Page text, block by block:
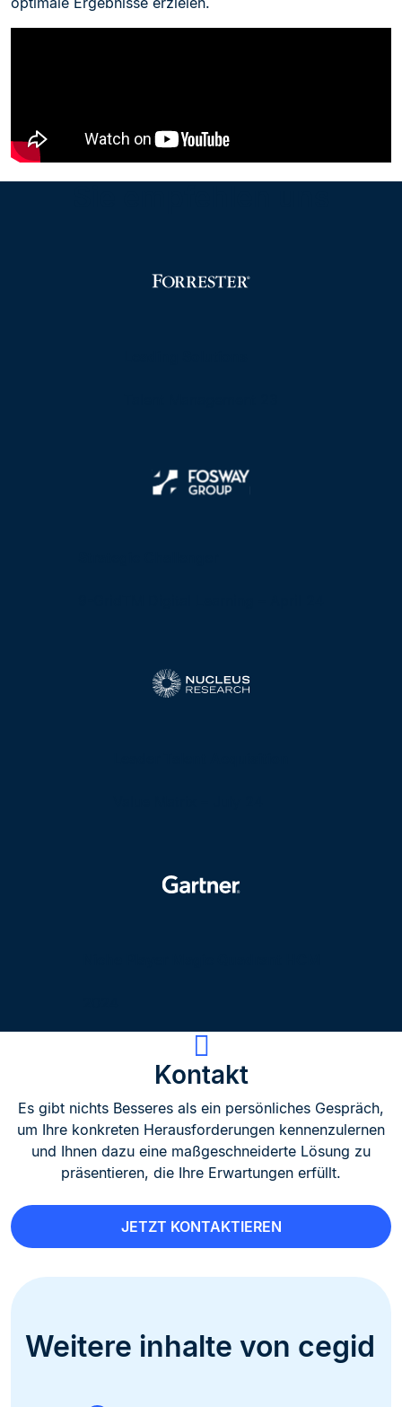
Kontakt
Es gibt nichts Besseres als ein persönliches Gespräch,
um Ihre konkreten Herausforderungen kennenzulernen
und Ihnen dazu eine maßgeschneiderte Lösung zu
präsentieren, die Ihre Erwartungen erfüllt.
JETZT KONTAKTIEREN
Weitere inhalte von cegid